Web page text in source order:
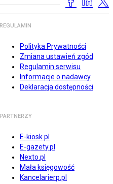
REGULAMIN
Polityka Prywatności
Zmiana ustawień zgód
Regulamin serwisu
Informacje o nadawcy
Deklaracja dostępności
PARTNERZY
E-kiosk.pl
E-gazety.pl
Nexto.pl
Mała księgowość
Kancelarierp.pl